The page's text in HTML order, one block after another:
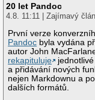
20 let Pandoc
4.8. 11:11 | Zajímavý
První verze
Pandoc byla vydána
autor John
rekapituluje
a přidávání nových
nejen Markdownu a
dalších formátů.